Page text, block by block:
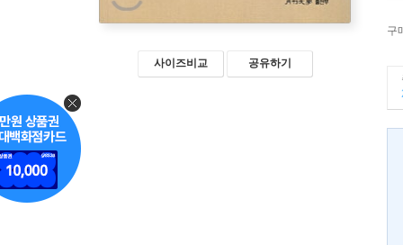
사이즈비교 공유하기
구